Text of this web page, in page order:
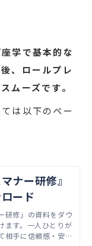
学で基本的な
、ロールプレ
ムーズです。
は以下のペー
ナー研修』
ード
研修」の資料をダウ
ます。一人ひとりが
相手に信頼感・安心